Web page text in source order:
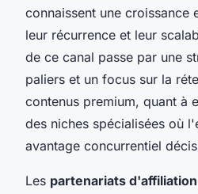
connaissent une croissance
leur récurrence et leur
de ce canal passe par une
paliers et un focus sur la
contenus premium, quant à
des niches spécialisées où
avantage concurrentiel
Les partenariats d'affiliation